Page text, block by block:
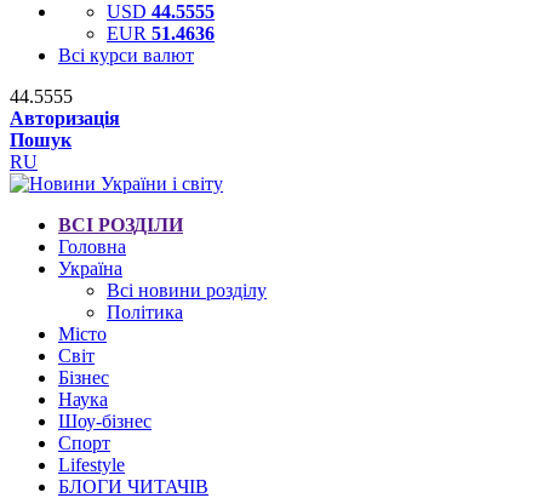
USD 44.5555
EUR 51.4636
Всі курси валют
44.5555
Авторизація
Пошук
RU
ВСІ РОЗДІЛИ
Головна
Україна
Всі новини розділу
Політика
Місто
Світ
Бізнес
Наука
Шоу-бізнес
Спорт
Lifestyle
БЛОГИ ЧИТАЧІВ